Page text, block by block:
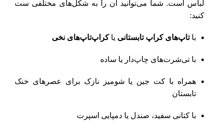
لباس است. شما می‌توانید آن را به شکل‌های مختلفی ست
کنید:
باتاپ‌های کراپ تابستانی یاکراپ‌تاپ‌های نخی
با تی‌شرت‌های چاپ‌دار یا ساده
همراه با کت جین یا شومیز نازک برای عصرهای خنک
تابستان
با کتانی سفید، صندل یا دمپایی اسپرت